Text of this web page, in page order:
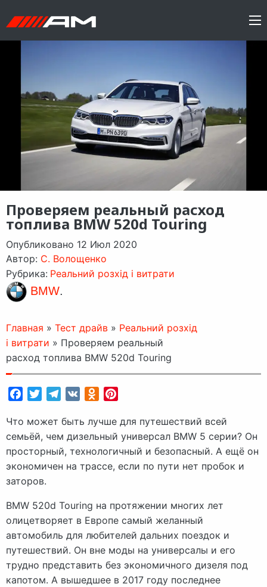
Проверяем реальный расход
топлива BMW 520d Touring
Опубликовано 12 Июл 2020
Автор: C. Волощенко
Рубрика: Реальний розхід і витрати
BMW.
Главная » Тест драйв » Реальний розхід
і витрати » Проверяем реальный
расход топлива BMW 520d Touring
FacebookTwitterTelegram
VK Odnoklassniki
Что может быть лучше для путешествий всей
семьёй, чем дизельный универсал BMW 5 серии? Он
просторный, технологичный и безопасный. А ещё он
экономичен на трассе, если по пути нет пробок и
заторов.
BMW 520d Touring на протяжении многих лет
олицетворяет в Европе самый желанный
автомобиль для любителей дальних поездок и
путешествий. Он вне моды на универсалы и его
трудно представить без экономичного дизеля под
капотом. А вышедшее в 2017 году последнее